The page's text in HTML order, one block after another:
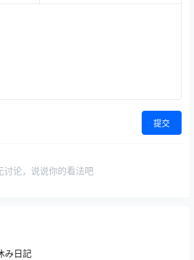
提交
讨论，说说你的看法吧
み日記